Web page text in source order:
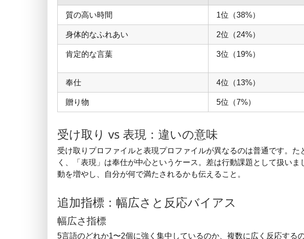
質の高い時間 1位（38%）
身体的なふれあい 2位（24%）
肯定的な言葉 3位（19%）
奉仕 4位（13%）
贈り物 5位（7%）
受け取り vs 表現：違いの意味
受け取りプロファイルと表現プロファイルが異なるのは普通です。
く、「表現」は奉仕が中心というケース。差は行動課題として扱いま
動を増やし、自分が何で満たされるかも伝えること。
追加指標：幅広さと反応バイアス
幅広さ指標
5言語のどれか1〜2個に強く集中しているのか、複数に広く反応する